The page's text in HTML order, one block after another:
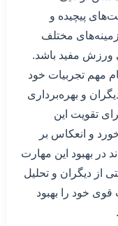
پیچیده و
مختلف
ورزش مفید باشد.
مهم تجربیات خود
و بهره‌برداری
تقویت این
و انعکاس بر
در بهبود این مهارت
از دیگران و تحلیل
خود را بهبود